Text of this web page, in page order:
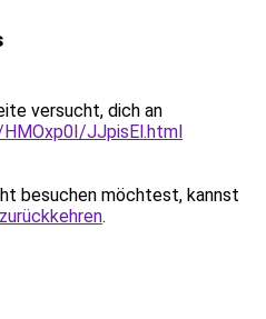
versucht, dich an
JJpisEl.html
besuchen möchtest, kannst
.